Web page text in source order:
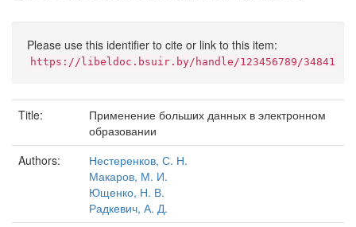
Please use this identifier to cite or link to this item:
https://libeldoc.bsuir.by/handle/123456789/34841
Title:
Применение больших данных в электронном
образовании
Authors:
Нестеренков, С. Н.
Макаров, М. И.
Ющенко, Н. В.
Радкевич, А. Д.